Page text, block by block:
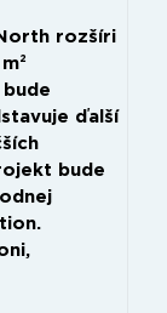
rozšíri
ďalší
bude